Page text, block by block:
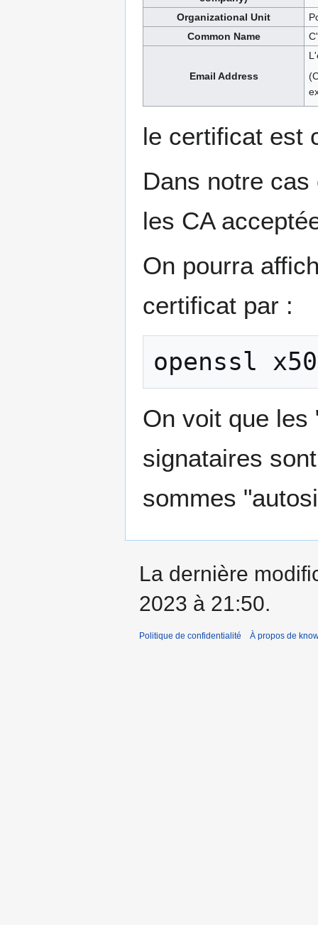
Organizational Unit
Common Name
Email Address
le certificat est
Dans notre
les CA
On pourra
certificat par :
openssl
On voit que les
signataires
sommes
La dernière
2023 à 21:50.
Politique de confidentialité À propos de